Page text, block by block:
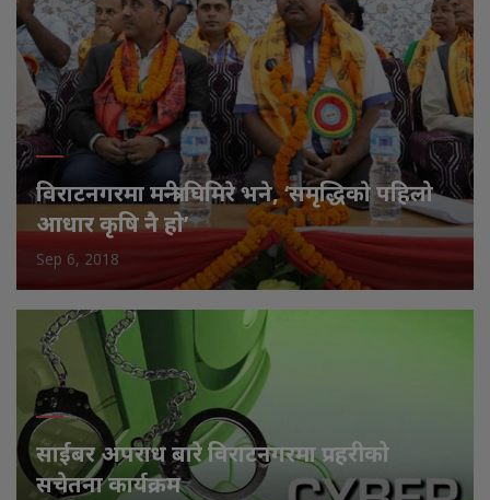
विराटनगरमा मन्त्री घिमिरे भने, ‘समृद्धिकाे पहिलो
आधार कृषि नै हाे’
Sep 6, 2018
साईबर अपराध बारे विराटनगरमा प्रहरीको
सचेतना कार्यक्रम